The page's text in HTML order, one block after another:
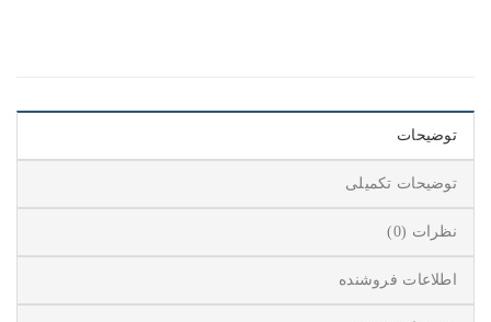
توضیحات
توضیحات تکمیلی
نظرات (0)
اطلاعات فروشنده